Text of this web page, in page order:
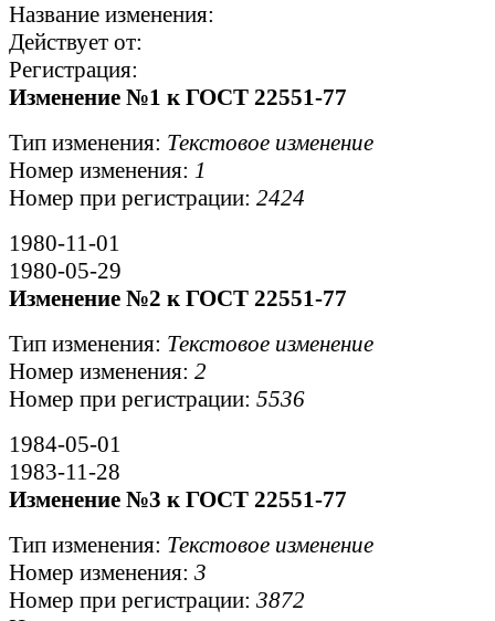
Название изменения:
Действует от:
Регистрация:
Изменение №1 к ГОСТ 22551-77
Тип изменения: Текстовое изменение
Номер изменения: 1
Номер при регистрации: 2424
1980-11-01
1980-05-29
Изменение №2 к ГОСТ 22551-77
Тип изменения: Текстовое изменение
Номер изменения: 2
Номер при регистрации: 5536
1984-05-01
1983-11-28
Изменение №3 к ГОСТ 22551-77
Тип изменения: Текстовое изменение
Номер изменения: 3
Номер при регистрации: 3872